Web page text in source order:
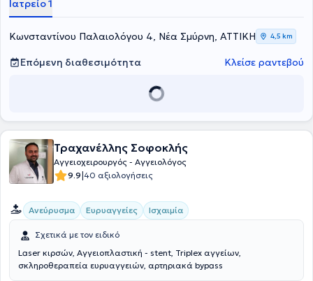
Αθηνών στις Ενδαγγειακές Τεχνικές. Ο Ιατρός διατηρεί ιδιωτικό
Metropolitan και ΡΕΑ
Ιατρείο 1
Κωνσταντίνου Παλαιολόγου 4, Νέα Σμύρνη, ΑΤΤΙΚΗ 4,5 km
Επόμενη διαθεσιμότητα Κλείσε ραντεβού
Τραχανέλλης Σοφοκλής
Αγγειοχειρουργός - Αγγειολόγος
9.9|40 αξιολογήσεις
Ανεύρυσμα Ευρυαγγείες Ισχαιμία
Σχετικά με τον ειδικό
Laser κιρσών, Αγγειοπλαστική - stent, Triplex αγγείων,
σκληροθεραπεία ευρυαγγειών, αρτηριακά bypass